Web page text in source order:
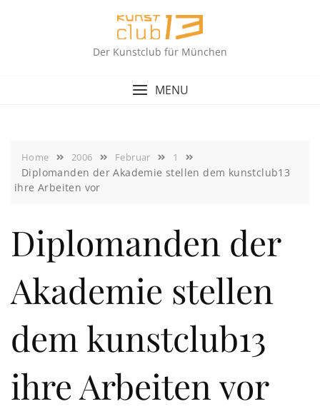
Der Kunstclub für München
MENU
Home 2006 Februar 1
Diplomanden der Akademie stellen dem kunstclub13
ihre Arbeiten vor
Diplomanden der
Akademie stellen
dem kunstclub13
ihre Arbeiten vor